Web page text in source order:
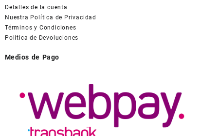
Detalles de la cuenta
Nuestra Política de Privacidad
Términos y Condiciones
Política de Devoluciones
Medios de Pago